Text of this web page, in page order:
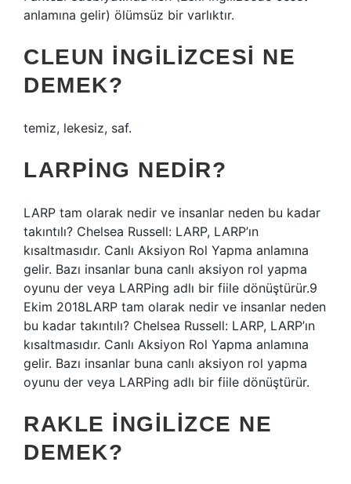
anlamına gelir) ölümsüz bir varlıktır.
CLEUN INGILIZCESI NE
DEMEK?
temiz, lekesiz, saf.
LARPING NEDIR?
LARP tam olarak nedir ve insanlar neden bu kadar
takıntılı? Chelsea Russell: LARP, LARP’ın
kısaltmasıdır. Canlı Aksiyon Rol Yapma anlamına
gelir. Bazı insanlar buna canlı aksiyon rol yapma
oyunu der veya LARPing adlı bir fiile dönüştürür.9
Ekim 2018LARP tam olarak nedir ve insanlar neden
bu kadar takıntılı? Chelsea Russell: LARP, LARP’ın
kısaltmasıdır. Canlı Aksiyon Rol Yapma anlamına
gelir. Bazı insanlar buna canlı aksiyon rol yapma
oyunu der veya LARPing adlı bir fiile dönüştürür.
RAKLE İNGILIZCE NE
DEMEK?